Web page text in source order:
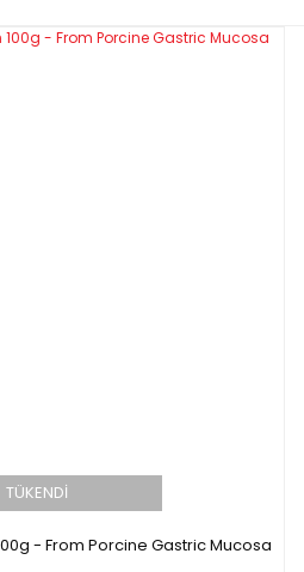
TÜKENDİ
- From Porcine Gastric Mucosa